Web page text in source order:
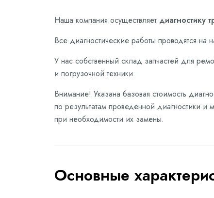
Наша компания осуществляет диагностику
Все диагностические работы проводятся
У нас собственный склад запчастей для
и погрузочной техники.
Внимание! Указана базовая стоимость
по результатам проведенной диагностики и
при необходимости их замены.
Основные